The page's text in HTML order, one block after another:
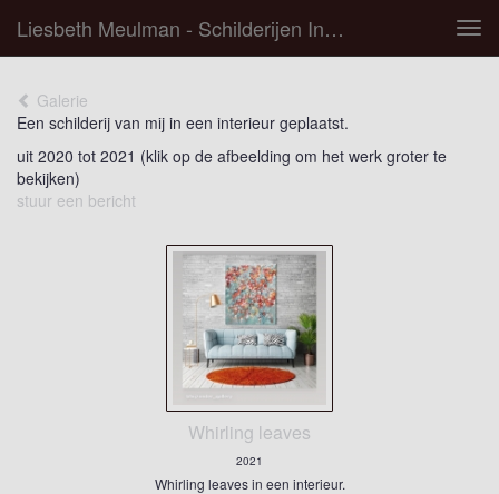
Liesbeth Meulman - Schilderijen In Een Interieur
Galerie
Een schilderij van mij in een interieur geplaatst.
uit 2020 tot 2021 (klik op de afbeelding om het werk groter te
bekijken)
stuur een bericht
Whirling leaves
2021
Whirling leaves in een interieur.